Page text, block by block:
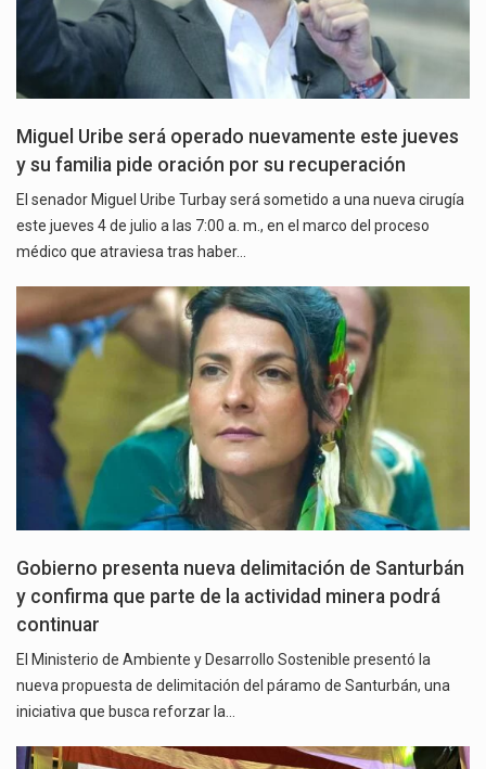
Miguel Uribe será operado nuevamente este jueves
y su familia pide oración por su recuperación
El senador Miguel Uribe Turbay será sometido a una nueva cirugía
este jueves 4 de julio a las 7:00 a. m., en el marco del proceso
médico que atraviesa tras haber…
Gobierno presenta nueva delimitación de Santurbán
y confirma que parte de la actividad minera podrá
continuar
El Ministerio de Ambiente y Desarrollo Sostenible presentó la
nueva propuesta de delimitación del páramo de Santurbán, una
iniciativa que busca reforzar la…